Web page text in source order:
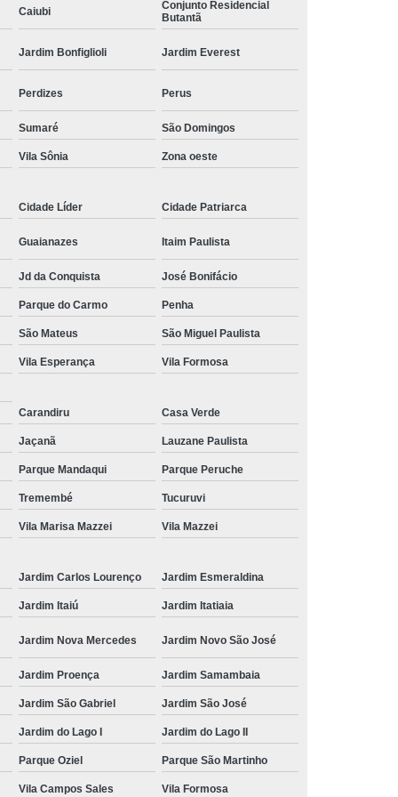
Conserto Placas Pneumáticas
Usip20
Reparo Fonte Chaveada
Injetoras
Projeto Eletronico
Elétricos
Projetos Automação Industrial
Serviço de Geometria Máquina
de Turcite
Motor Spindle Fanuc
Alfa Is
Servo Motor Fanuc Alfa M
Beta I Servo Motor Fanuc Série S
Caiubi
Conjunto Residencial
Butantã
Jardim Bonfiglioli Jardim Everest
Perdizes Perus
Sumaré São Domingos
Vila Sônia Zona oeste
Cidade Líder Cidade Patriarca
Guaianazes Itaim Paulista
Jd da Conquista José Bonifácio
Parque do Carmo Penha
São Mateus São Miguel Paulista
Vila Esperança Vila Formosa
Carandiru Casa Verde
Jaçanã Lauzane Paulista
Parque Mandaqui Parque Peruche
Tremembé Tucuruvi
Vila Marisa Mazzei Vila Mazzei
Jardim Carlos Lourenço Jardim Esmeraldina
Jardim Itaiú Jardim Itatiaia
Jardim Nova Mercedes Jardim Novo São José
Jardim Proença Jardim Samambaia
Jardim São Gabriel Jardim São José
Jardim do Lago I Jardim do Lago II
Parque Oziel Parque São Martinho
Vila Campos Sales Vila Formosa